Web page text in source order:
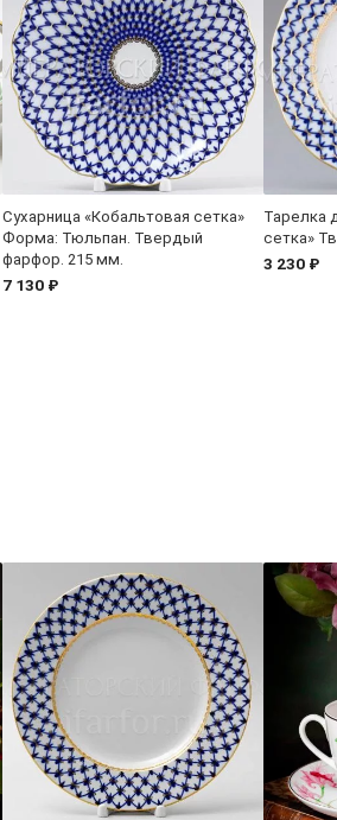
Сухарница «Кобальтовая сетка»
Форма: Тюльпан. Твердый
фарфор. 215 мм.
7 130 ₽
Тарелка
сетка»
3 230 ₽